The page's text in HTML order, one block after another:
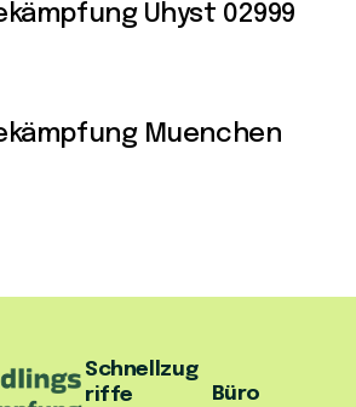
Uhyst 02999
Muenchen
Schnellzug
riffe
Büro